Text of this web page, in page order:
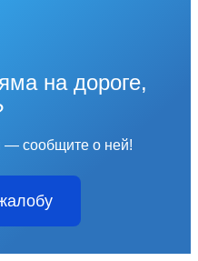
на дороге,
— сообщите о ней!